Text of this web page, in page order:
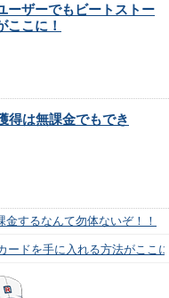
ーザーでもビートストー
ここに！
得は無課金でもでき
金するなんて勿体ないぞ！！
ードを手に入れる方法がここ